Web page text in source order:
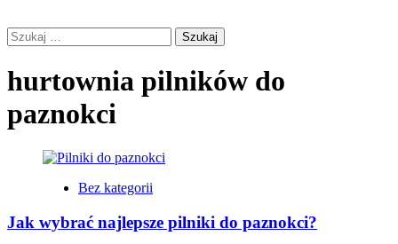
Primary
Menu
Szukaj:
hurtownia pilników do
paznokci
Bez kategorii
Jak wybrać najlepsze pilniki do paznokci?